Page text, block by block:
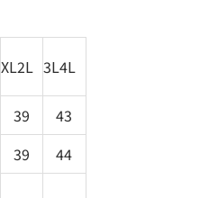
XL2L 3L4L
39
43
39
44